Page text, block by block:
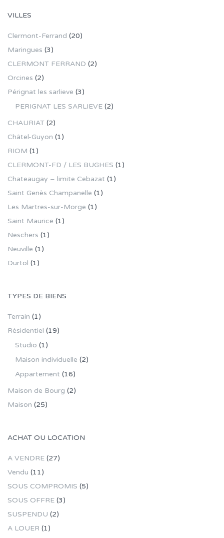
VILLES
Clermont-Ferrand (20)
Maringues (3)
CLERMONT FERRAND (2)
Orcines (2)
Pérignat les sarlieve (3)
PERIGNAT LES SARLIEVE (2)
CHAURIAT (2)
Châtel-Guyon (1)
RIOM (1)
CLERMONT-FD / LES BUGHES (1)
Chateaugay – limite Cebazat (1)
Saint Genès Champanelle (1)
Les Martres-sur-Morge (1)
Saint Maurice (1)
Neschers (1)
Neuville (1)
Durtol (1)
TYPES DE BIENS
Terrain (1)
Résidentiel (19)
Studio (1)
Maison individuelle (2)
Appartement (16)
Maison de Bourg (2)
Maison (25)
ACHAT OU LOCATION
A VENDRE (27)
Vendu (11)
SOUS COMPROMIS (5)
SOUS OFFRE (3)
SUSPENDU (2)
A LOUER (1)